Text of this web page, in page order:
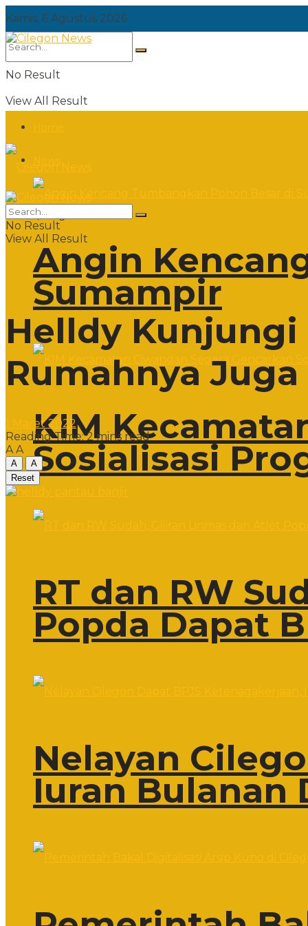
Kamis, 6 Agustus 2026
No Result
View All Result
Angin
Sumampir
KIM
Sosialisasi
RT dan RW
Popda Dapat
Nelayan
Iuran Bulanan
Kamis, 6 Agustus 2026
No Result
View All Result
Helldy Kunjungi
Rumahnya
1 Maret 2022
Reading Time: 2 mins read
A A
A
A
Reset